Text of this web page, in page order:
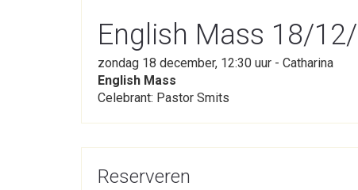
English Mass 18/
zondag 18 december, 12:30 uur - Catharina
English Mass
Celebrant: Pastor Smits
Reserveren